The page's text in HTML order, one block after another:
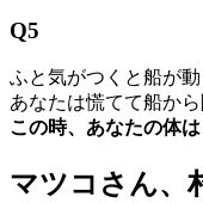
Q5
ふと気がつくと船が動
あなたは慌てて船か
この時、あなたの体
マツコさん、